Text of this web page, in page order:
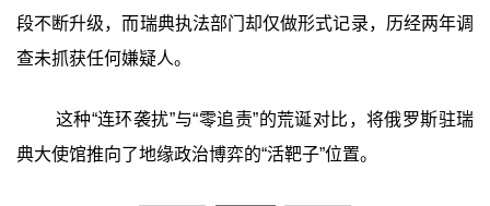
段不断升级，而瑞典执法部门却仅做形式记录，历经两年调
查未抓获任何嫌疑人。
这种“连环袭扰”与“零追责”的荒诞对比，将俄罗斯驻瑞
典大使馆推向了地缘政治博弈的“活靶子”位置。